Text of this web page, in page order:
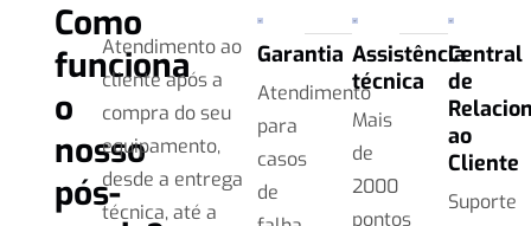
Como
funciona
o
nosso
pós-
Atendimento ao
cliente após a
compra do seu
equipamento,
desde a entrega
técnica, até a
Garantia
Atendimento
para
casos
de
Assistência
técnica
Mais
de
2000
pontos
Central
de
ao
Cliente
Suporte